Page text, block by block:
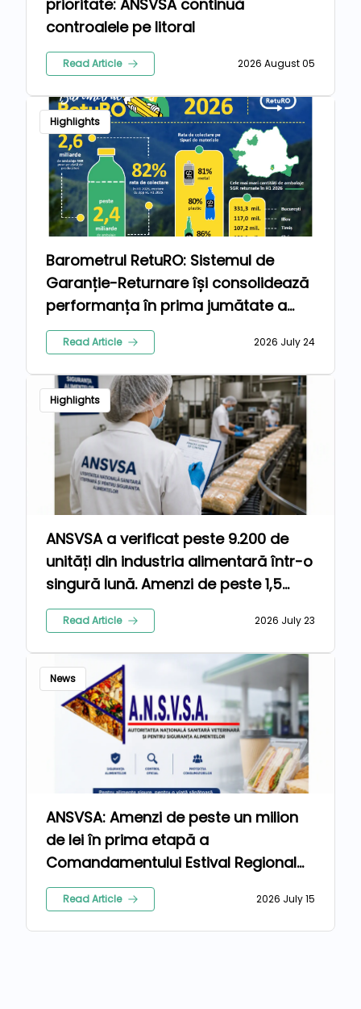
prioritate: ANSVSA continuă
controalele pe litoral
Read Article 2026 August 05
Highlights
Barometrul RetuRO: Sistemul de
Garanție-Returnare își consolidează
performanța în prima jumătate a
anului 2026
Read Article 2026 July 24
Highlights
ANSVSA a verificat peste 9.200 de
unități din industria alimentară într-o
singură lună. Amenzi de peste 1,5
milioane de lei pentru nereguli
Read Article 2026 July 23
News
ANSVSA: Amenzi de peste un milion
de lei în prima etapă a
Comandamentului Estival Regional
2026
Read Article 2026 July 15